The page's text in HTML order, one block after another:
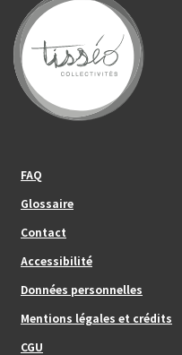
FAQ
Glossaire
Contact
Footer_center
Accessibilité
Données personnelles
Mentions légales et crédits
CGU